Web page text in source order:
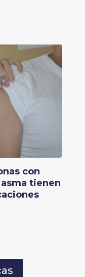
con
tienen